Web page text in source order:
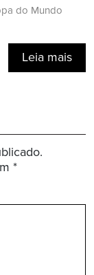
do Mundo
Leia mais
*